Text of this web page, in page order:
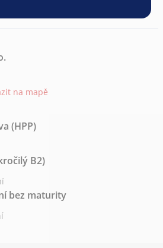
na mapě
(HPP)
B2)
bez maturity